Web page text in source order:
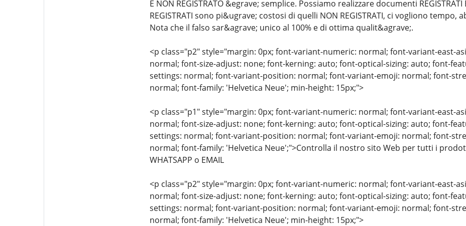
E NON REGISTRATO &egrave; semplice. Possiamo realizzare documenti
REGISTRATI sono pi&ugrave; costosi di quelli NON REGISTRATI, ci vogliono
Nota che il falso sar&agrave; unico al 100% e di ottima qualit&agrave;.
<p class="p2" style="margin: 0px; font-variant-numeric: normal; font-variant-east-
normal; font-size-adjust: none; font-kerning: auto; font-optical-sizing: auto; font-
settings: normal; font-variant-position: normal; font-variant-emoji: normal; font-
normal; font-family: 'Helvetica Neue'; min-height: 15px;">
<p class="p1" style="margin: 0px; font-variant-numeric: normal; font-variant-east-
normal; font-size-adjust: none; font-kerning: auto; font-optical-sizing: auto; font-
settings: normal; font-variant-position: normal; font-variant-emoji: normal; font-
normal; font-family: 'Helvetica Neue';">Controlla il nostro sito Web per tutti i
WHATSAPP o EMAIL
<p class="p2" style="margin: 0px; font-variant-numeric: normal; font-variant-east-
normal; font-size-adjust: none; font-kerning: auto; font-optical-sizing: auto; font-
settings: normal; font-variant-position: normal; font-variant-emoji: normal; font-
normal; font-family: 'Helvetica Neue'; min-height: 15px;">